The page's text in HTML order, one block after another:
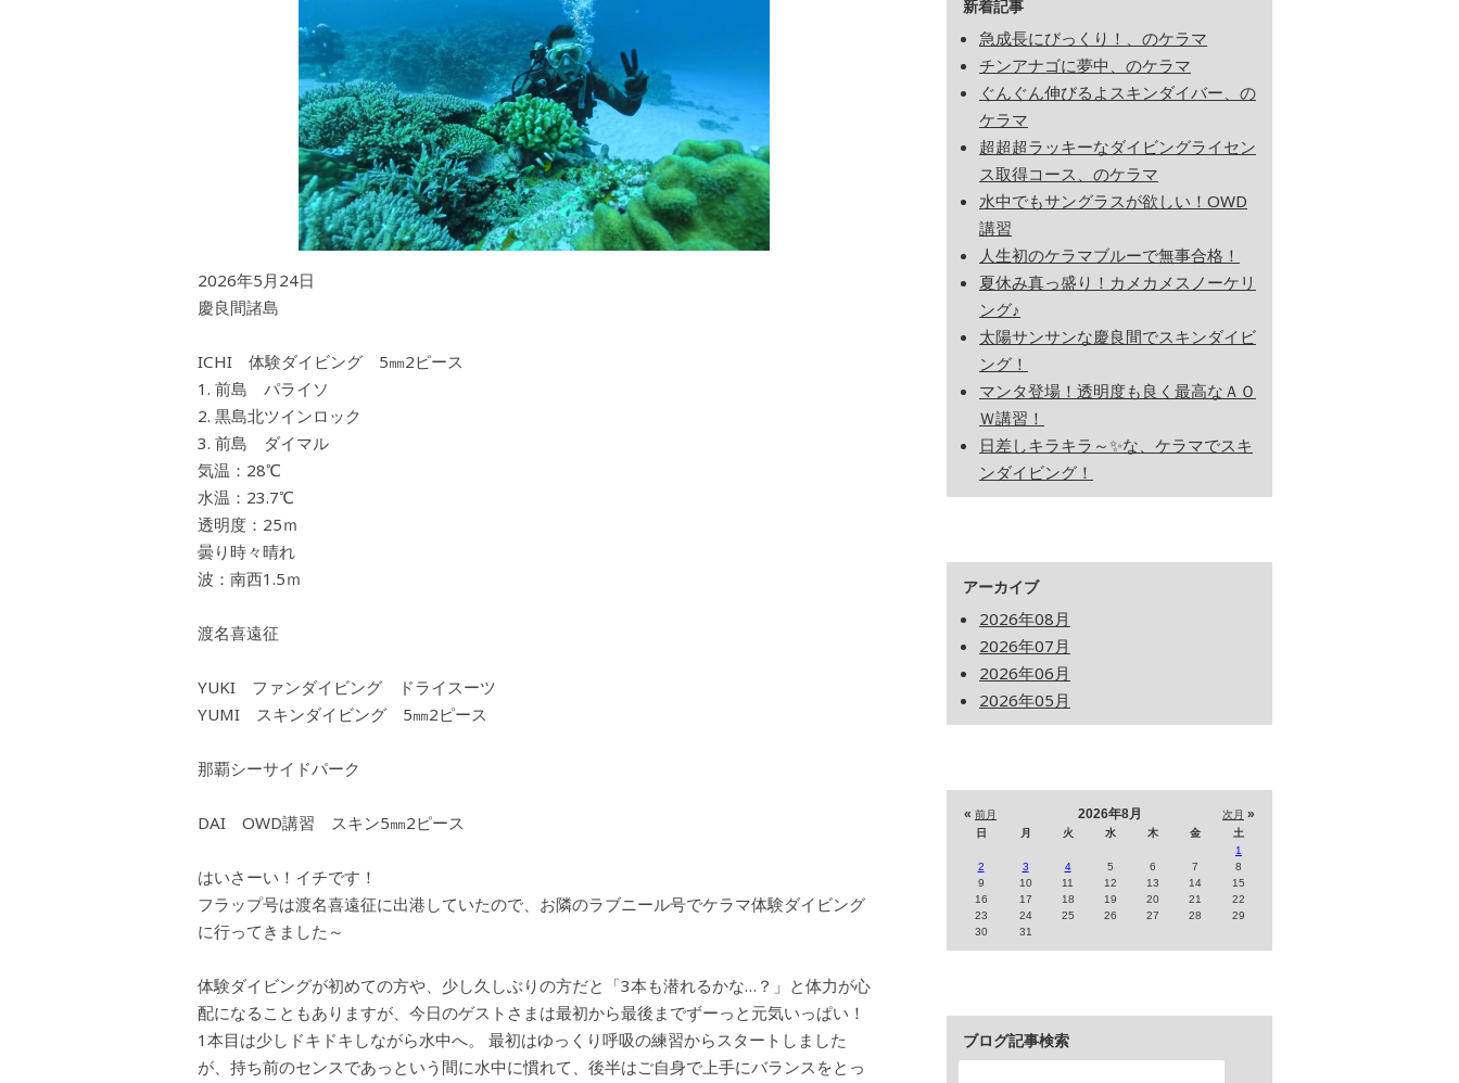
2026年5月24日
慶良間諸島
ICHI 体験ダイビング 5㎜2ピース
前島 パライソ
黒島北ツインロック
前島 ダイマル
気温：28℃
水温：23.7℃
透明度：25ｍ
曇り時々晴れ
波：南西1.5ｍ
渡名喜遠征
YUKI ファンダイビング ドライスーツ
YUMI スキンダイビング 5㎜2ピース
那覇シーサイドパーク
DAI OWD講習 スキン5㎜2ピース
はいさーい！イチです！
フラップ号は渡名喜遠征に出港していたので、お隣のラブニール号でケラマ体験ダイビング
に行ってきました～
体験ダイビングが初めての方や、少し久しぶりの方だと「3本も潜れるかな…？」と体力が心
配になることもありますが、今日のゲストさまは最初から最後までずーっと元気いっぱい！
1本目は少しドキドキしながら水中へ。 最初はゆっくり呼吸の練習からスタートしました
が、持ち前のセンスであっという間に水中に慣れて、後半はご自身で上手にバランスをとっ
新着記事
急成長にびっくり！、のケラマ
チンアナゴに夢中、のケラマ
ぐんぐん伸びるよスキンダイバー、の
ケラマ
超超超ラッキーなダイビングライセン
ス取得コース、のケラマ
水中でもサングラスが欲しい！OWD
講習
人生初のケラマブルーで無事合格！
夏休み真っ盛り！カメカメスノーケリ
ング♪
太陽サンサンな慶良間でスキンダイビ
ング！
マンタ登場！透明度も良く最高なＡＯ
Ｗ講習！
日差しキラキラ～✨な、ケラマでスキ
ンダイビング！
アーカイブ
2026年08月
2026年07月
2026年06月
2026年05月
« 前月 次月 »
2026年8月
日 月 火 水 木 金
土
1
2
3 4 5 6 7
8
9
10 11 12 13 14
15
16
17 18 19 20 21
22
23
24 25 26 27 28
29
30
31
ブログ記事検索